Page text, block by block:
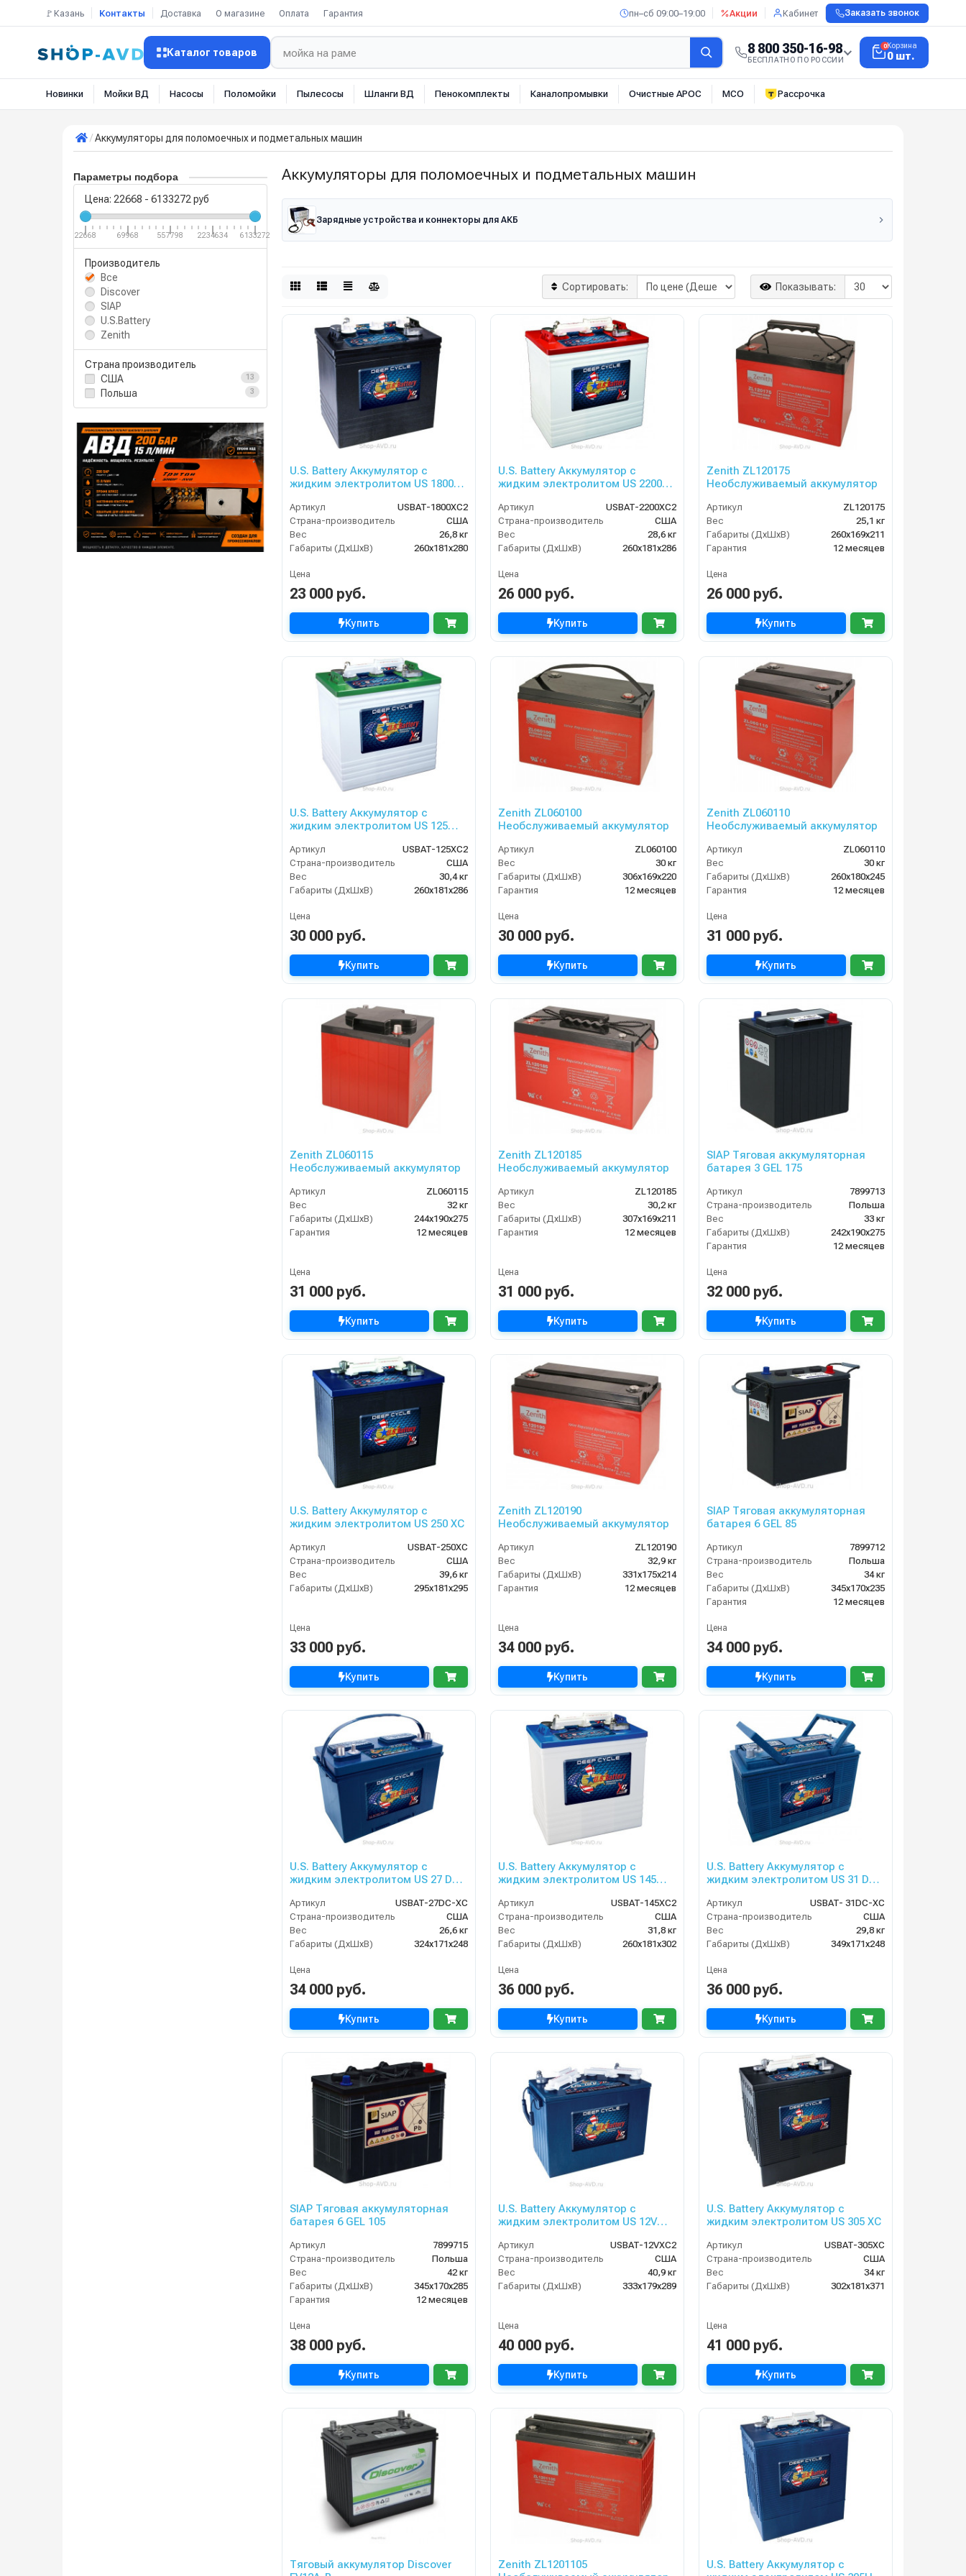
🚩Казань Контакты Доставка О магазине Оплата Гарантия пн–сб 09:00–19:00 Акции Кабинет Заказать звонок
Каталог товаров 8 800 350-16-98
БЕСПЛАТНО ПО РОССИИ
0Корзина
0 шт.
Новинки Мойки ВД Насосы Поломойки Пылесосы Шланги ВД Пенокомплекты Каналопромывки Очистные АРОС МСО Рассрочка
Аккумуляторы для поломоечных и подметальных машин
Параметры подбора
Цена: 22668 - 6133272 руб
22668 69968 557798 2234634 6133272
Производитель
Все
Discover
SIAP
U.S.Battery
Zenith
Страна производитель
США
13
Польша 3
Аккумуляторы для поломоечных и подметальных машин
Зарядные устройства и коннекторы для АКБ
Сортировать: Показывать:
U.S. Battery Аккумулятор с
жидким электролитом US 1800
Артикул
USBAT-1800XC2
Страна-производитель
США
Вес
26,8 кг
Габариты (ДхШхВ)
260х181х280
Цена
23 000 руб.
Купить
U.S. Battery Аккумулятор с
жидким электролитом US 2200
Артикул
USBAT-2200XC2
Страна-производитель
США
Вес
28,6 кг
Габариты (ДхШхВ)
260x181x286
Цена
26 000 руб.
Купить
Zenith ZL120175
Необслуживаемый аккумулятор
Артикул
ZL120175
Вес
25,1 кг
Габариты (ДхШхВ)
260х169х211
Гарантия
12 месяцев
Цена
26 000 руб.
Купить
U.S. Battery Аккумулятор с
жидким электролитом US 125
Артикул
USBAT-125XC2
Страна-производитель
США
Вес
30,4 кг
Габариты (ДхШхВ)
260x181x286
Цена
30 000 руб.
Купить
Zenith ZL060100
Необслуживаемый аккумулятор
Артикул
ZL060100
Вес
30 кг
Габариты (ДхШхВ)
306х169х220
Гарантия
12 месяцев
Цена
30 000 руб.
Купить
Zenith ZL060110
Необслуживаемый аккумулятор
Артикул
ZL060110
Вес
30 кг
Габариты (ДхШхВ)
260х180х245
Гарантия
12 месяцев
Цена
31 000 руб.
Купить
Zenith ZL060115
Необслуживаемый аккумулятор
Артикул
ZL060115
Вес
32 кг
Габариты (ДхШхВ)
244х190х275
Гарантия
12 месяцев
Цена
31 000 руб.
Купить
Zenith ZL120185
Необслуживаемый аккумулятор
Артикул
ZL120185
Вес
30,2 кг
Габариты (ДхШхВ)
307х169х211
Гарантия
12 месяцев
Цена
31 000 руб.
Купить
SIAP Тяговая аккумуляторная
батарея 3 GEL 175
Артикул
7899713
Страна-производитель
Польша
Вес
33 кг
Габариты (ДхШхВ)
242х190х275
Гарантия
12 месяцев
Цена
32 000 руб.
Купить
U.S. Battery Аккумулятор с
жидким электролитом US 250 XC
Артикул
USBAT-250XC
Страна-производитель
США
Вес
39,6 кг
Габариты (ДхШхВ)
295х181х295
Цена
33 000 руб.
Купить
Zenith ZL120190
Необслуживаемый аккумулятор
Артикул
ZL120190
Вес
32,9 кг
Габариты (ДхШхВ)
331х175х214
Гарантия
12 месяцев
Цена
34 000 руб.
Купить
SIAP Тяговая аккумуляторная
батарея 6 GEL 85
Артикул
7899712
Страна-производитель
Польша
Вес
34 кг
Габариты (ДхШхВ)
345x170x235
Гарантия
12 месяцев
Цена
34 000 руб.
Купить
U.S. Battery Аккумулятор с
жидким электролитом US 27 DC
Артикул
USBAT-27DC-XC
Страна-производитель
США
Вес
26,6 кг
Габариты (ДхШхВ)
324x171x248
Цена
34 000 руб.
Купить
U.S. Battery Аккумулятор с
жидким электролитом US 145
Артикул
USBAT-145XC2
Страна-производитель
США
Вес
31,8 кг
Габариты (ДхШхВ)
260x181x302
Цена
36 000 руб.
Купить
U.S. Battery Аккумулятор с
жидким электролитом US 31 DC
Артикул
USBAT- 31DC-XC
Страна-производитель
США
Вес
29,8 кг
Габариты (ДхШхВ)
349х171х248
Цена
36 000 руб.
Купить
SIAP Тяговая аккумуляторная
батарея 6 GEL 105
Артикул
7899715
Страна-производитель
Польша
Вес
42 кг
Габариты (ДхШхВ)
345x170x285
Гарантия
12 месяцев
Цена
38 000 руб.
Купить
U.S. Battery Аккумулятор с
жидким электролитом US 12V
Артикул
USBAT-12VXC2
Страна-производитель
США
Вес
40,9 кг
Габариты (ДхШхВ)
333х179х289
Цена
40 000 руб.
Купить
U.S. Battery Аккумулятор с
жидким электролитом US 305 XC
Артикул
USBAT-305XC
Страна-производитель
США
Вес
34 кг
Габариты (ДхШхВ)
302х181х371
Цена
41 000 руб.
Купить
Тяговый аккумулятор Discover
Zenith ZL1201105
U.S. Battery Аккумулятор с